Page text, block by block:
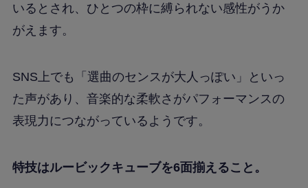
いるとされ、ひとつの枠に縛られない感性がうか
がえます。
SNS上でも「選曲のセンスが大人っぽい」といっ
た声があり、音楽的な柔軟さがパフォーマンスの
表現力につながっているようです。
特技はルービックキューブを6面揃えること。